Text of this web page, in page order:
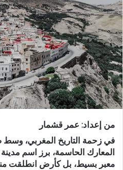
ب
ر
ي
د
ا
إ
ل
ك
ت
و
ن
ي
ا
من إعداد: عمر قشمار
في زحمة التاريخ المغربي،
المعارك الحاسمة، برز اسم
معبر بسيط، بل كأرض انطلقت